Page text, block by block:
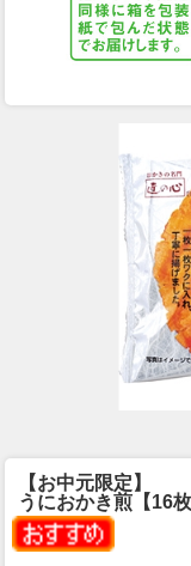
【お中元限定】
うにおかき煎【16枚